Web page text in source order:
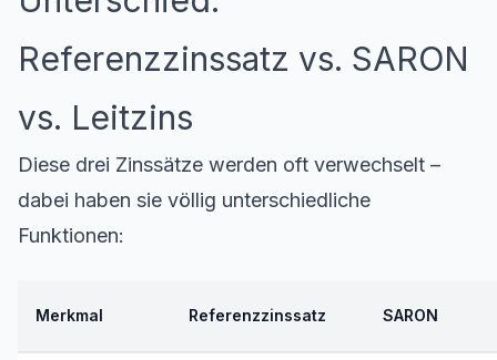
Referenzzinssatz vs. SARON
vs. Leitzins
Diese drei Zinssätze werden oft verwechselt –
dabei haben sie völlig unterschiedliche
Funktionen:
Merkmal Referenzzinssatz SARON